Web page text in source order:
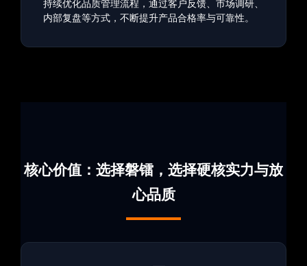
持续优化品质管理流程，通过客户反馈、市场调研、
内部复盘等方式，不断提升产品合格率与可靠性。
核心价值：选择磐镭，选择硬核实力与放
心品质